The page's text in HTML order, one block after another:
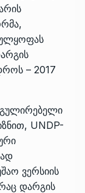
– 2017
UNDP-
ვერსიის
დარგის